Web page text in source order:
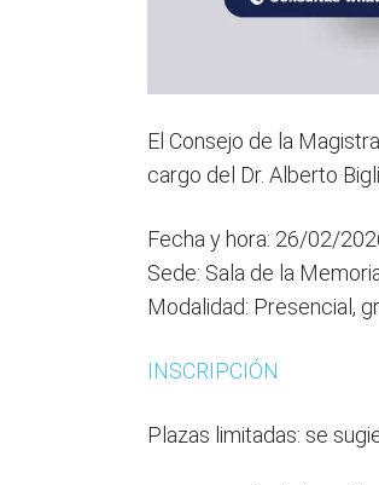
El Consejo de la
cargo del Dr. Alberto
Fecha y hora: 26/02/
Sede: Sala de la
Modalidad: Presencial,
INSCRIPCIÓN
Plazas limitadas: se